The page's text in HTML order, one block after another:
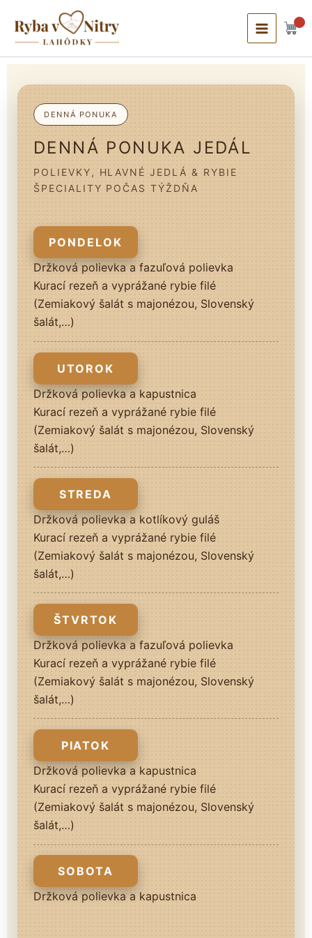
obsah
Main
Menu
DENNÁ PONUKA
DENNÁ PONUKA JEDÁL
POLIEVKY, HLAVNÉ JEDLÁ & RYBIE
ŠPECIALITY POČAS TÝŽDŇA
PONDELOK
Držková polievka a fazuľová polievka
Kurací rezeň a vyprážané rybie filé
(Zemiakový šalát s majonézou, Slovenský
šalát,…)
UTOROK
Držková polievka a kapustnica
Kurací rezeň a vyprážané rybie filé
(Zemiakový šalát s majonézou, Slovenský
šalát,…)
STREDA
Držková polievka a kotlíkový guláš
Kurací rezeň a vyprážané rybie filé
(Zemiakový šalát s majonézou, Slovenský
šalát,…)
ŠTVRTOK
Držková polievka a fazuľová polievka
Kurací rezeň a vyprážané rybie filé
(Zemiakový šalát s majonézou, Slovenský
šalát,…)
PIATOK
Držková polievka a kapustnica
Kurací rezeň a vyprážané rybie filé
(Zemiakový šalát s majonézou, Slovenský
šalát,…)
SOBOTA
Držková polievka a kapustnica